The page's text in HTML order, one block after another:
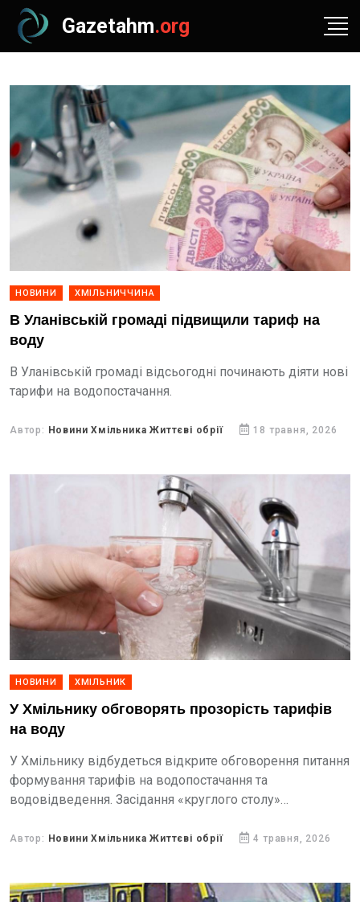
Gazetahm.org
НОВИНИ ХМІЛЬНИЧЧИНА
В Уланівській громаді підвищили тариф на
воду
В Уланівській громаді відсьогодні починають діяти нові
тарифи на водопостачання.
Автор: Новини Хмільника Життєві обрії 18 травня, 2026
НОВИНИ ХМІЛЬНИК
У Хмільнику обговорять прозорість тарифів
на воду
У Хмільнику відбудеться відкрите обговорення питання
формування тарифів на водопостачання та
водовідведення. Засідання «круглого столу»
конференц-залі Хмільницької міської ради.
Автор: Новини Хмільника Життєві обрії 4 травня, 2026